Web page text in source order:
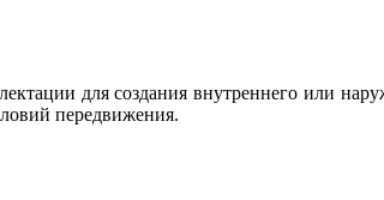
для создания внутреннего или
передвижения.